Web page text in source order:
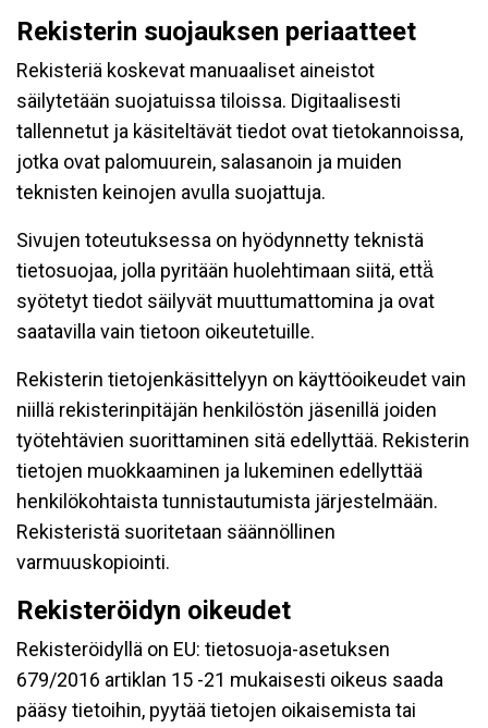
Rekisterin suojauksen periaatteet
Rekisteriä koskevat manuaaliset aineistot
säilytetään suojatuissa tiloissa. Digitaalisesti
tallennetut ja käsiteltävät tiedot ovat tietokannoissa,
jotka ovat palomuurein, salasanoin ja muiden
teknisten keinojen avulla suojattuja.
Sivujen toteutuksessa on hyödynnetty teknistä
tietosuojaa, jolla pyritään huolehtimaan siitä, että̈
syötetyt tiedot säilyvät muuttumattomina ja ovat
saatavilla vain tietoon oikeutetuille.
Rekisterin tietojenkäsittelyyn on käyttöoikeudet vain
niillä rekisterinpitäjän henkilöstön jäsenillä joiden
työtehtävien suorittaminen sitä edellyttää. Rekisterin
tietojen muokkaaminen ja lukeminen edellyttää
henkilökohtaista tunnistautumista järjestelmään.
Rekisteristä suoritetaan säännöllinen
varmuuskopiointi.
Rekisteröidyn oikeudet
Rekisteröidyllä on EU: tietosuoja-asetuksen
679/2016 artiklan 15 -21 mukaisesti oikeus saada
pääsy tietoihin, pyytää tietojen oikaisemista tai